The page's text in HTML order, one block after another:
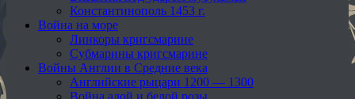
Константинополь 1453 г.
Война на море
Линкоры кригсмарине
Субмарины кригсмарине
Войны Англии в Средние века
Английские рыцари 1200 — 1300
Война алой и белой розы